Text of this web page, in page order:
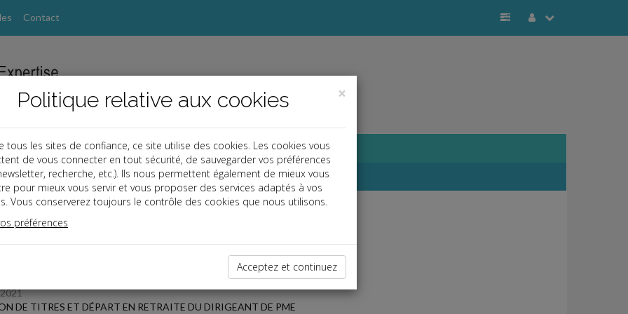
Contact
dernières dépêches
DE TITRES ET DÉPART EN RETRAITE DU DIRIGEANT DE PME
×
Politique relative aux cookies
tous les sites de confiance, ce site utilise des cookies. Les cookies vous
de vous connecter en tout sécurité, de sauvegarder vos préférences
recherche, etc.). Ils nous permettent également de mieux vous
pour mieux vous servir et vous proposer des services adaptés à vos
Vous conserverez toujours le contrôle des cookies que nous utilisons.
préférences
Acceptez et continuez